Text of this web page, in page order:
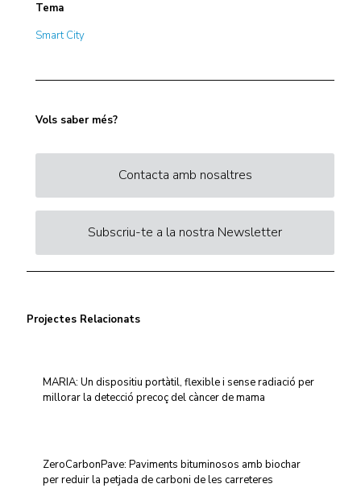
Tema
Smart City
Vols saber més?
Contacta amb nosaltres
Subscriu-te a la nostra Newsletter
Projectes Relacionats
MARIA: Un dispositiu portàtil, flexible i sense radiació per
millorar la detecció precoç del càncer de mama
ZeroCarbonPave: Paviments bituminosos amb biochar
per reduir la petjada de carboni de les carreteres